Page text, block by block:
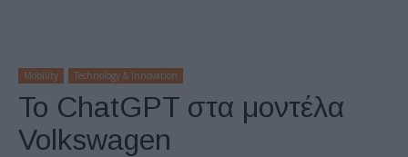
Mobility Technology & Innovation
Το ChatGPT στα μοντέλα
Volkswagen